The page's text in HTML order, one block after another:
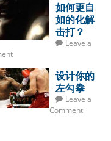
如何更自
如的化解
击打？
Leave a
设计你的
左勾拳
Leave a
Comment